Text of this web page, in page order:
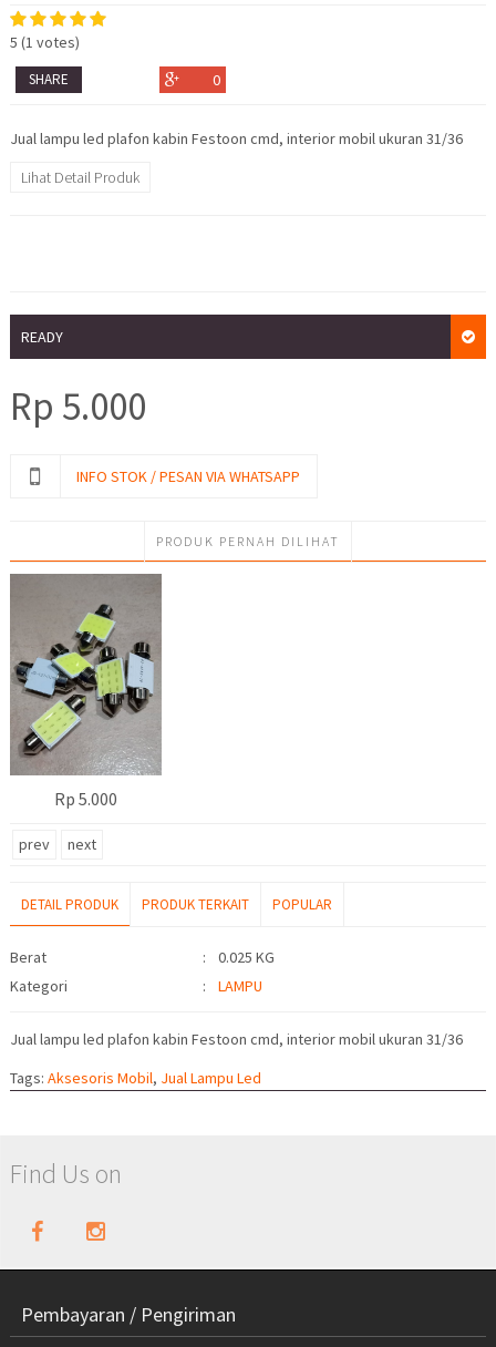
5 (1 votes)
SHARE 0
Jual lampu led plafon kabin Festoon cmd, interior mobil ukuran 31/36
Lihat Detail Produk
READY
Rp 5.000
INFO STOK / PESAN VIA WHATSAPP
PRODUK PERNAH DILIHAT
Rp 5.000
prev next
DETAIL PRODUK PRODUK TERKAIT POPULAR
Detail Produk
Berat :
0.025 KG
Kategori
: LAMPU
Jual lampu led plafon kabin Festoon cmd, interior mobil ukuran 31/36
Tags: Aksesoris Mobil, Jual Lampu Led
Find Us on
Pembayaran / Pengiriman